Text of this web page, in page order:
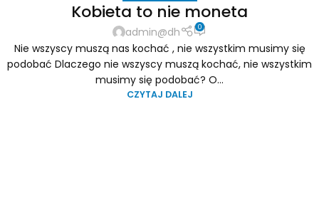
Kobieta to nie moneta
admin@dh 0
Nie wszyscy muszą nas kochać , nie wszystkim musimy się
podobać Dlaczego nie wszyscy muszą kochać, nie wszystkim
musimy się podobać? O...
CZYTAJ DALEJ